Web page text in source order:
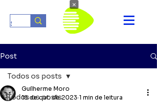
Post
Todos os posts
Todos os posts
Guilherme Moro
18 de out. de 2023 1 min de leitura
×